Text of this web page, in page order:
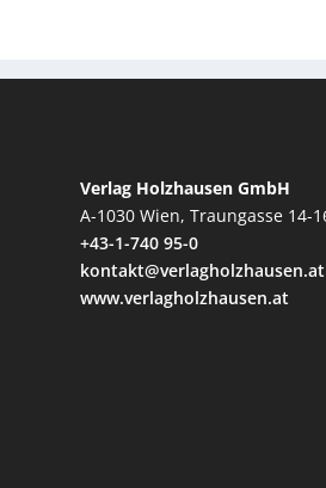
Verlag Holzhausen GmbH
A-1030 Wien, Traungasse 14-
+43-1-740 95-0
kontakt@verlagholzhausen.at
www.verlagholzhausen.at